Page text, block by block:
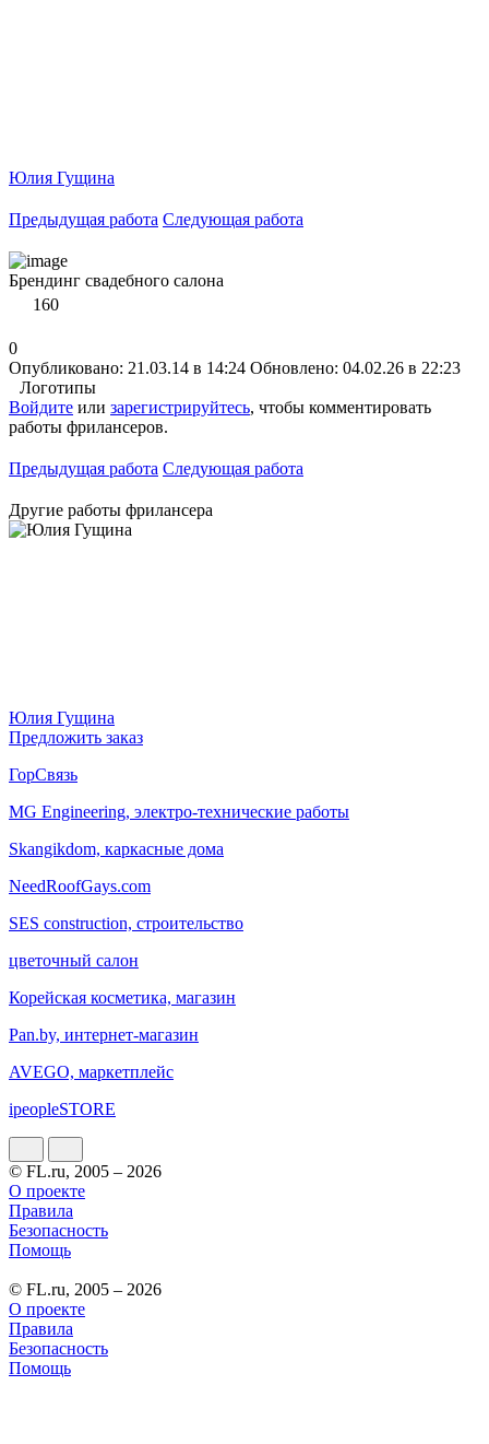
Юлия Гущина
Предыдущая работа Следующая работа
Брендинг свадебного салона
160
0
Опубликовано: 21.03.14 в 14:24 Обновлено: 04.02.26 в 22:23
Логотипы
Войдите или зарегистрируйтесь, чтобы комментировать
работы фрилансеров.
Предыдущая работа Следующая работа
Другие работы фрилансера
Юлия Гущина
Предложить заказ
ГорСвязь
MG Engineering, электро-технические работы
Skangikdom, каркасные дома
NeedRoofGays.com
SES construction, строительство
цветочный салон
Корейская косметика, магазин
Pan.by, интернет-магазин
AVEGO, маркетплейс
ipeopleSTORE
© FL.ru, 2005 – 2026
О проекте
Правила
Безопасность
Помощь
© FL.ru, 2005 – 2026
О проекте
Правила
Безопасность
Помощь